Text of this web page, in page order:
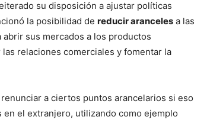
su disposición a ajustar políticas
la posibilidad de reducir aranceles a las
sus mercados a los productos
relaciones comerciales y fomentar la
a ciertos puntos arancelarios si eso
en el extranjero, utilizando como ejemplo